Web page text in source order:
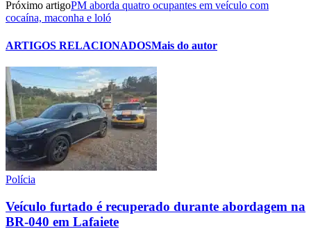
Próximo artigoPM aborda quatro ocupantes em veículo com
cocaína, maconha e loló
ARTIGOS RELACIONADOSMais do autor
Polícia
Veículo furtado é recuperado durante abordagem na
BR-040 em Lafaiete